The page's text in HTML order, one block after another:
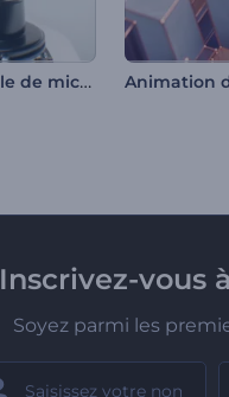
Ouvre-lentille de microscope
Inscrivez-vous
Soyez parmi les